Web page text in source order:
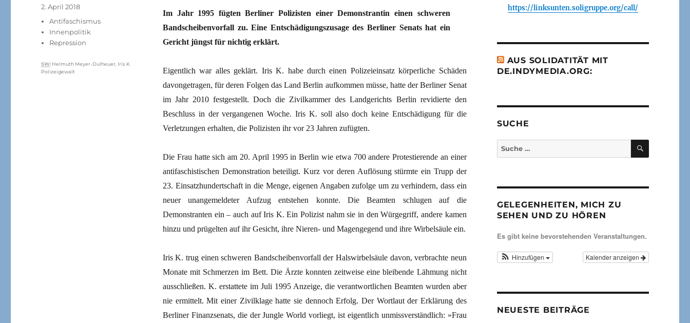
Im Jahr 1995 fügten Berliner Polizisten einer Demonstrantin einen schweren
Bandscheibenvorfall zu. Eine Entschädigungszusage des Berliner Senats hat ein
Gericht jüngst für nichtig erklärt.
Eigentlich war alles geklärt. Iris K. habe durch einen Polizeieinsatz körperliche Schäden
davongetragen, für deren Folgen das Land Berlin aufkommen müsse, hatte der Berliner Senat
im Jahr 2010 festgestellt. Doch die Zivilkammer des Landgerichts Berlin revidierte den
Beschluss in der vergangenen Woche. Iris K. soll also doch keine Entschädigung für die
Verletzungen erhalten, die Polizisten ihr vor 23 Jahren zufügten.
Die Frau hatte sich am 20. April 1995 in Berlin wie etwa 700 andere Protestierende an einer
antifaschistischen Demonstration beteiligt. Kurz vor deren Auflösung stürmte ein Trupp der
23. Einsatzhundertschaft in die Menge, eigenen Angaben zufolge um zu verhindern, dass ein
neuer unangemeldeter Aufzug entstehen konnte. Die Beamten schlugen auf die
Demonstranten ein – auch auf Iris K. Ein Polizist nahm sie in den Würgegriff, andere kamen
hinzu und prügelten auf ihr Gesicht, ihre Nieren- und Magengegend und ihre Wirbelsäule ein.
Iris K. trug einen schweren Bandscheibenvorfall der Halswirbelsäule davon, verbrachte neun
Monate mit Schmerzen im Bett. Die Ärzte konnten zeitweise eine bleibende Lähmung nicht
ausschließen. K. erstattete im Juli 1995 Anzeige, die verantwortlichen Beamten wurden aber
nie ermittelt. Mit einer Zivilklage hatte sie dennoch Erfolg. Der Wortlaut der Erklärung des
Berliner Finanzsenats, die der Jungle World vorliegt, ist eigentlich unmissverständlich: »Frau
Veröffentlicht
2. April 2018
Kategorien
Antifaschismus
Innenpolitik
Repression
Schlagwörter
SW: Helmuth Meyer-Dulheuer Iris K.
Polizeigewalt
https://linksunten.soligruppe.org/call/
AUS SOLIDATITÄT MIT
DE.INDYMEDIA.ORG:
SUCHE
Suche
nach:
SUCHEN
GELEGENHEITEN, MICH ZU
SEHEN UND ZU HÖREN
Es gibt keine bevorstehenden Veranstaltungen.
Kalender anzeigen
Hinzufügen
NEUESTE BEITRÄGE